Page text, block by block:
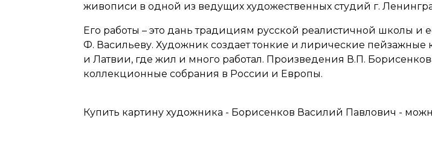
живописи в одной из ведущих художественных студий г.
Его работы – это дань традициям русской реалистичной школы и
Ф. Васильеву. Художник создает тонкие и лирические
и Латвии, где жил и много работал. Произведения В.П.
коллекционные собрания в России и Европы.
Купить картину художника - Борисенков Василий Павлович -